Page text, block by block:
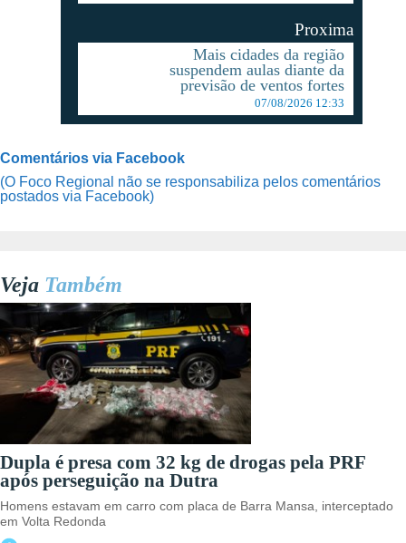
Proxima
Mais cidades da região
suspendem aulas diante da
previsão de ventos fortes
07/08/2026 12:33
Comentários via Facebook
(O Foco Regional não se responsabiliza pelos comentários
postados via Facebook)
Veja Também
Dupla é presa com 32 kg de drogas pela PRF
após perseguição na Dutra
Homens estavam em carro com placa de Barra Mansa, interceptado
em Volta Redonda